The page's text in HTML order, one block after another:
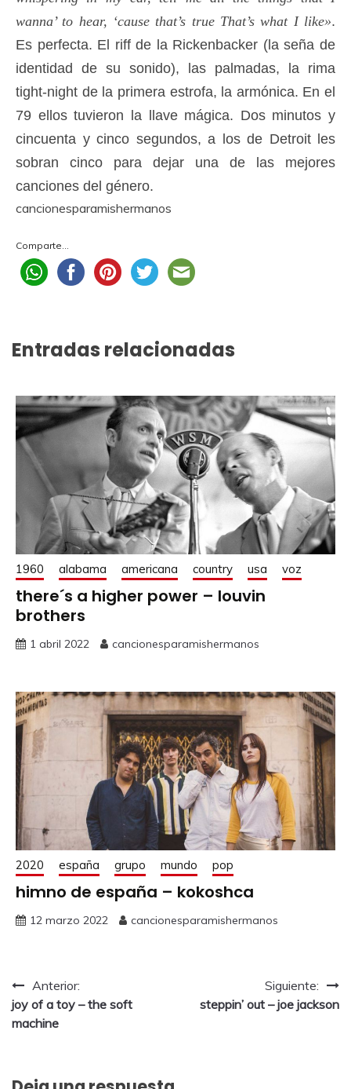
wanna’ to hear, ‘cause that’s true That’s what I like».
Es perfecta. El riff de la Rickenbacker (la seña de
identidad de su sonido), las palmadas, la rima
tight-night de la primera estrofa, la armónica. En el
79 ellos tuvieron la llave mágica. Dos minutos y
cincuenta y cinco segundos, a los de Detroit les
sobran cinco para dejar una de las mejores
canciones del género.
cancionesparamishermanos
Comparte...
Entradas relacionadas
1960 alabama americana country usa voz
there´s a higher power – louvin
brothers
1 abril 2022 cancionesparamishermanos
2020 españa grupo mundo pop
himno de españa – kokoshca
12 marzo 2022 cancionesparamishermanos
Anterior:
joy of a toy – the soft
machine
Siguiente:
steppin’ out – joe jackson